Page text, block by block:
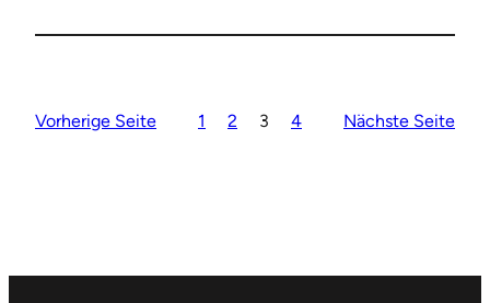
Vorherige Seite 1 2 3 4 Nächste Seite